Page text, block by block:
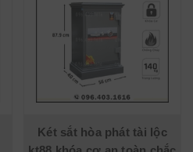
Két sắt hòa phát tài lộc